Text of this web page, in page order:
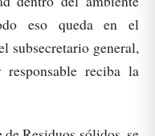
eso queda en el
subsecretario general,
reciba la